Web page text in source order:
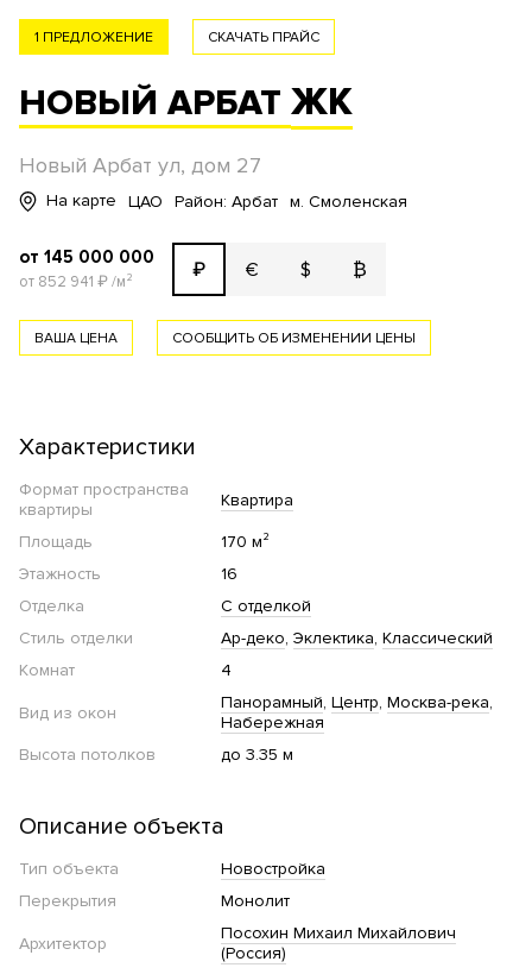
СКАЧАТЬ ПРАЙС
1 ПРЕДЛОЖЕНИЕ
НОВЫЙ АРБАТ ЖК
Новый Арбат ул, дом 27
На карте ЦАО Район: Арбат м. Смоленская
от 145 000 000
от 852 941 ₽/м² ₽ € $ ₿
ВАША ЦЕНА СООБЩИТЬ ОБ ИЗМЕНЕНИИ ЦЕНЫ
Характеристики
Формат пространства
квартиры
Квартира
Площадь
170 м²
Этажность
16
Отделка
С отделкой
Стиль отделки
Ар-деко Эклектика Классический
Комнат
4
Вид из окон Панорамный Центр Москва-река
Набережная
Высота потолков
до 3.35 м
Описание объекта
Тип объекта
Новостройка
Перекрытия
Монолит
Архитектор
Посохин Михаил Михайлович
(Россия)